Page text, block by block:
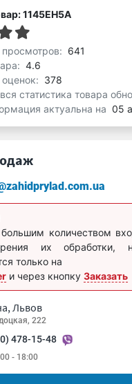
1145ЕН5А
просмотров: 641
4.6
оценок: 378
статистика товара
актуальна на 05
количеством
их обработки,
только на
и через кнопку Заказать
Львов
222
478-15-48
- 18:00